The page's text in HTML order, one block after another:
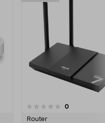
0recensioner
Router
4.5 av 5 stjärnor